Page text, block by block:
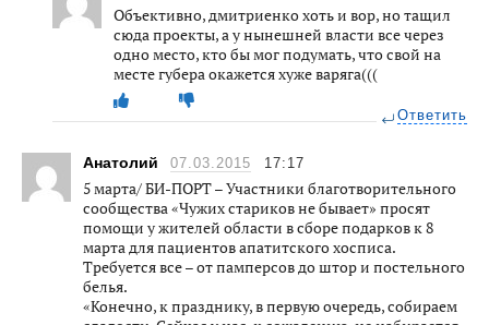
Объективно, дмитриенко хоть и вор, но тащил
сюда проекты, а у нынешней власти все через
одно место, кто бы мог подумать, что свой на
месте губера окажется хуже варяга(((
Ответить
Анатолий 07.03.2015 17:17
5 марта/ БИ-ПОРТ – Участники благотворительного
сообщества «Чужих стариков не бывает» просят
помощи у жителей области в сборе подарков к 8
марта для пациентов апатитского хосписа.
Требуется все – от памперсов до штор и постельного
белья.
«Конечно, к празднику, в первую очередь, собираем